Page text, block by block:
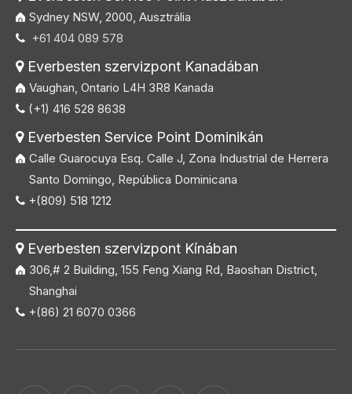
Sydney NSW, 2000, Ausztrália
 +61 404 089 578
Everbesten szervizpont Kanadában
Vaughan, Ontario L4H 3R8 Kanada
 (+1) 416 528 8638
Everbesten Service Point Dominikán
Calle Guarocuya Esq. Calle J, Zona Industrial de Herrera
Santo Domingo, República Dominicana
 +(809) 518 1212
Everbesten szervizpont Kínában
306,# 2 Building, 155 Feng Xiang Rd, Baoshan District,
Shanghai
 +(86) 21 6070 0366